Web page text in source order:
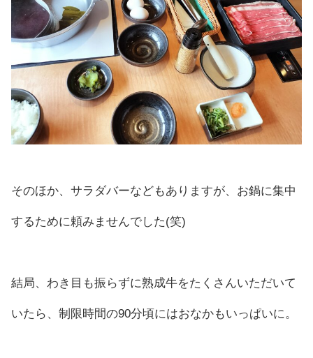
そのほか、サラダバーなどもありますが、お鍋に集中
するために頼みませんでした(笑)
結局、わき目も振らずに熟成牛をたくさんいただいて
いたら、制限時間の90分頃にはおなかもいっぱいに。